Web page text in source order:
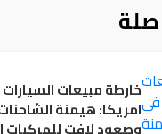
صلة
خارطة مبيعات
امريكا: هيمنة